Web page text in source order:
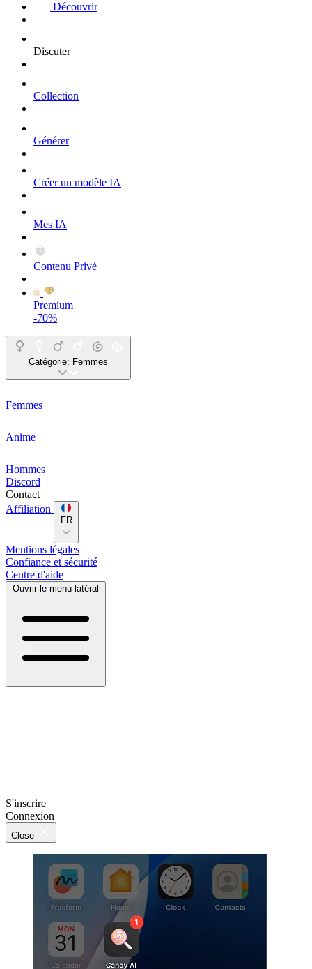
Découvrir
Discuter
Collection
Générer
Créer un modèle IA
Mes IA
Contenu Privé
Premium
-70%
Catégorie: Femmes
Femmes
Anime
Hommes
Discord
Contact
Affiliation
FR
Mentions légales
Confiance et sécurité
Centre d'aide
Ouvrir le menu latéral
S'inscrire
Connexion
Close